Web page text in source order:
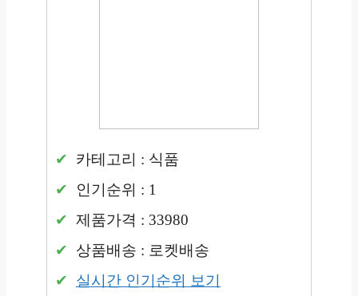
카테고리 : 식품
인기순위 : 1
제품가격 : 33980
상품배송 : 로켓배송
실시간 인기순위 보기